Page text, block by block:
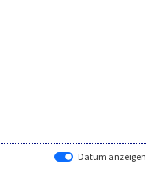
Datum anzeigen